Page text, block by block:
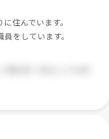
住んでいます。
をしています。